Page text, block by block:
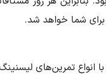
شما خواهد شد.
تمرین‌های